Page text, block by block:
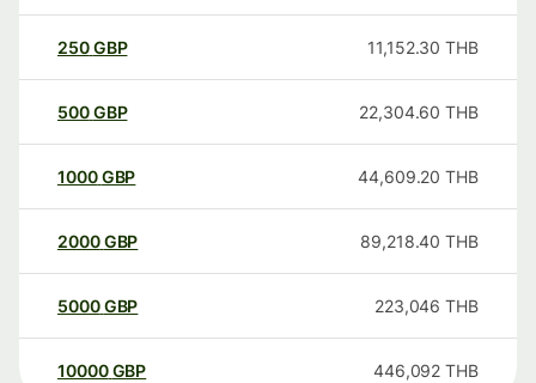
250GBP 11,152.30 THB
500GBP 22,304.60 THB
1000GBP 44,609.20 THB
2000GBP 89,218.40 THB
5000GBP 223,046 THB
10000 GBP 446,092 THB